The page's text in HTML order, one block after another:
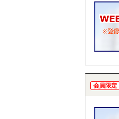
会員限定